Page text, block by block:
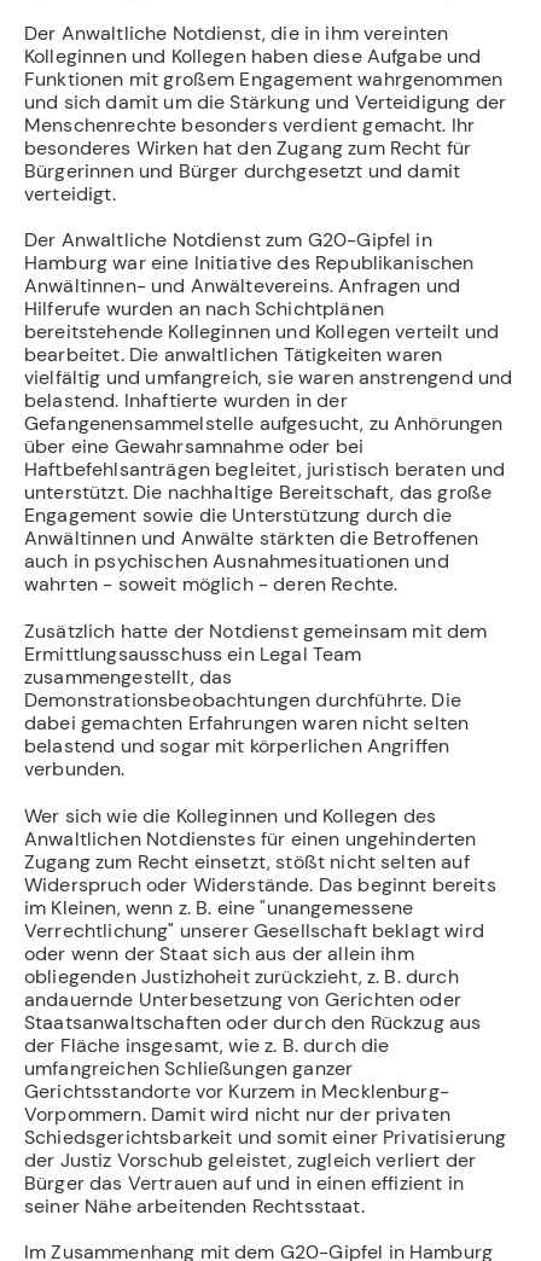
Der Anwaltliche Notdienst, die in ihm vereinten
Kolleginnen und Kollegen haben diese Aufgabe und
Funktionen mit großem Engagement wahrgenommen
und sich damit um die Stärkung und Verteidigung der
Menschenrechte besonders verdient gemacht. Ihr
besonderes Wirken hat den Zugang zum Recht für
Bürgerinnen und Bürger durchgesetzt und damit
verteidigt.
Der Anwaltliche Notdienst zum G20-Gipfel in
Hamburg war eine Initiative des Republikanischen
Anwältinnen- und Anwältevereins. Anfragen und
Hilferufe wurden an nach Schichtplänen
bereitstehende Kolleginnen und Kollegen verteilt und
bearbeitet. Die anwaltlichen Tätigkeiten waren
vielfältig und umfangreich, sie waren anstrengend und
belastend. Inhaftierte wurden in der
Gefangenensammelstelle aufgesucht, zu Anhörungen
über eine Gewahrsamnahme oder bei
Haftbefehlsanträgen begleitet, juristisch beraten und
unterstützt. Die nachhaltige Bereitschaft, das große
Engagement sowie die Unterstützung durch die
Anwältinnen und Anwälte stärkten die Betroffenen
auch in psychischen Ausnahmesituationen und
wahrten - soweit möglich - deren Rechte.
Zusätzlich hatte der Notdienst gemeinsam mit dem
Ermittlungsausschuss ein Legal Team
zusammengestellt, das
Demonstrationsbeobachtungen durchführte. Die
dabei gemachten Erfahrungen waren nicht selten
belastend und sogar mit körperlichen Angriffen
verbunden.
Wer sich wie die Kolleginnen und Kollegen des
Anwaltlichen Notdienstes für einen ungehinderten
Zugang zum Recht einsetzt, stößt nicht selten auf
Widerspruch oder Widerstände. Das beginnt bereits
im Kleinen, wenn z. B. eine "unangemessene
Verrechtlichung" unserer Gesellschaft beklagt wird
oder wenn der Staat sich aus der allein ihm
obliegenden Justizhoheit zurückzieht, z. B. durch
andauernde Unterbesetzung von Gerichten oder
Staatsanwaltschaften oder durch den Rückzug aus
der Fläche insgesamt, wie z. B. durch die
umfangreichen Schließungen ganzer
Gerichtsstandorte vor Kurzem in Mecklenburg-
Vorpommern. Damit wird nicht nur der privaten
Schiedsgerichtsbarkeit und somit einer Privatisierung
der Justiz Vorschub geleistet, zugleich verliert der
Bürger das Vertrauen auf und in einen effizient in
seiner Nähe arbeitenden Rechtsstaat.
Im Zusammenhang mit dem G20-Gipfel in Hamburg